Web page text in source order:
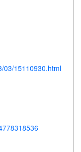
03/15110930.html